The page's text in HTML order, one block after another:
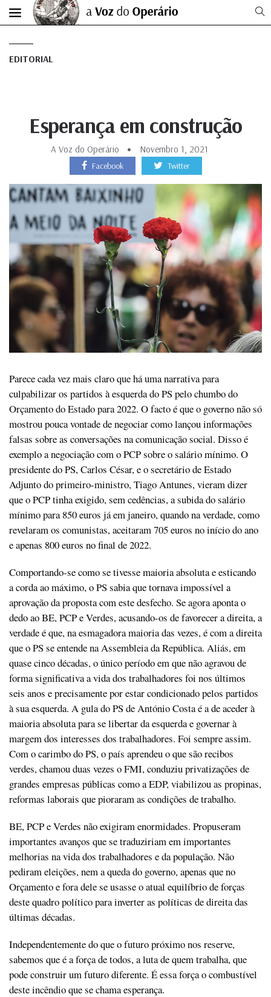
EDITORIAL
Esperança em construção
A Voz do Operário Novembro 1, 2021
Facebook Twitter
Parece cada vez mais claro que há uma narrativa para
culpabilizar os partidos à esquerda do PS pelo chumbo do
Orçamento do Estado para 2022. O facto é que o governo não só
mostrou pouca vontade de negociar como lançou informações
falsas sobre as conversações na comunicação social. Disso é
exemplo a negociação com o PCP sobre o salário mínimo. O
presidente do PS, Carlos César, e o secretário de Estado
Adjunto do primeiro-ministro, Tiago Antunes, vieram dizer
que o PCP tinha exigido, sem cedências, a subida do salário
mínimo para 850 euros já em janeiro, quando na verdade, como
revelaram os comunistas, aceitaram 705 euros no início do ano
e apenas 800 euros no final de 2022.
Comportando-se como se tivesse maioria absoluta e esticando
a corda ao máximo, o PS sabia que tornava impossível a
aprovação da proposta com este desfecho. Se agora aponta o
dedo ao BE, PCP e Verdes, acusando-os de favorecer a direita, a
verdade é que, na esmagadora maioria das vezes, é com a direita
que o PS se entende na Assembleia da República. Aliás, em
quase cinco décadas, o único período em que não agravou de
forma significativa a vida dos trabalhadores foi nos últimos
seis anos e precisamente por estar condicionado pelos partidos
à sua esquerda. A gula do PS de António Costa é a de aceder à
maioria absoluta para se libertar da esquerda e governar à
margem dos interesses dos trabalhadores. Foi sempre assim.
Com o carimbo do PS, o país aprendeu o que são recibos
verdes, chamou duas vezes o FMI, conduziu privatizações de
grandes empresas públicas como a EDP, viabilizou as propinas,
reformas laborais que pioraram as condições de trabalho.
BE, PCP e Verdes não exigiram enormidades. Propuseram
importantes avanços que se traduziriam em importantes
melhorias na vida dos trabalhadores e da população. Não
pediram eleições, nem a queda do governo, apenas que no
Orçamento e fora dele se usasse o atual equilíbrio de forças
deste quadro político para inverter as políticas de direita das
últimas décadas.
Independentemente do que o futuro próximo nos reserve,
sabemos que é a força de todos, a luta de quem trabalha, que
pode construir um futuro diferente. É essa força o combustível
deste incêndio que se chama esperança.